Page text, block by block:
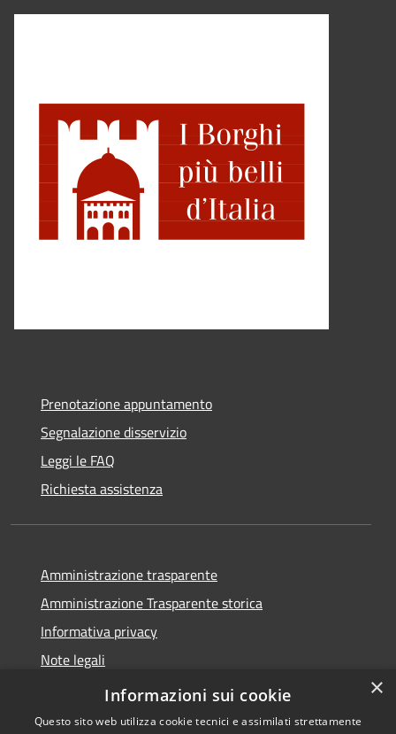
Prenotazione appuntamento
Segnalazione disservizio
Leggi le FAQ
Richiesta assistenza
Amministrazione trasparente
Amministrazione Trasparente storica
Informativa privacy
Note legali
Dichiarazione di accessibilità
×
Informazioni sui cookie
Questo sito web utilizza cookie tecnici e assimilati strettamente